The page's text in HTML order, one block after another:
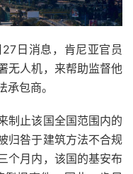
日消息，肯尼亚官员
无人机，来帮助监督他
包商。
制止该国全国范围内的
归咎于建筑方法不合规
个月内，该国的基安布